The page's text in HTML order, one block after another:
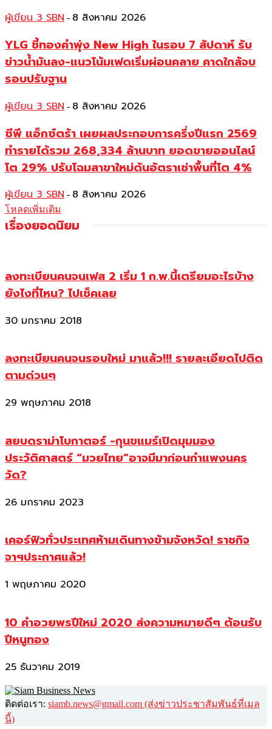
ผู้เขียน 3 SBN - 8 สิงหาคม 2026
YLG ชี้ทองคำพุ่ง New High ในรอบ 7 สัปดาห์ รับ
ข่าวน้ำมันลง-แนวโน้มเฟดเริ่มผ่อนคลาย คาดใกล้จบ
รอบปรับฐาน
ผู้เขียน 3 SBN - 8 สิงหาคม 2026
ซีพี แอ็กซ์ตร้า เผยผลประกอบการครึ่งปีแรก 2569
ทำรายได้รวม 268,334 ล้านบาท ยอดขายออนไลน์
โต 29% ปรับโฉมสาขาใหม่ดันอัตราเช่าพื้นที่โต 4%
ผู้เขียน 3 SBN - 8 สิงหาคม 2026
โหลดเพิ่มเติม
เรื่องยอดนิยม
ลงทะเบียนคนจนเฟส 2 เริ่ม 1 ก.พ.นี้เตรียมอะไรบ้าง
ยังไงที่ไหน? ไปเช็คเลย
30 มกราคม 2018
ลงทะเบียนคนจนรอบใหม่ มาแล้ว!!! รายละเอียดไปติด
ตามด่วนๆ
29 พฤษภาคม 2018
สยบดราม่าโบกาตอร์ -กุนขแมร์เปิดมุมมอง
ประวัติศาสตร์ “มวยไทย”อาจมีมาก่อนกำแพงนคร
วัด?
26 มกราคม 2023
เคอร์ฟิวทั่วประเทศห้ามเดินทางข้ามจังหวัด! ราชกิจ
จาฯประกาศแล้ว!
1 พฤษภาคม 2020
10 คำอวยพรปีใหม่ 2020 ส่งความหมายดีๆ ต้อนรับ
ปีหนูทอง
25 ธันวาคม 2019
ติดต่อเรา: siamb.news@gmail.com (ส่งข่าวประชาสัมพันธ์ที่เมล
นี้)